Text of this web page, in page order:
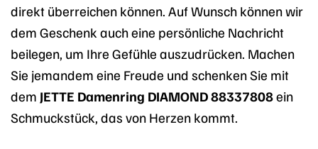
direkt überreichen können. Auf Wunsch können wir
dem Geschenk auch eine persönliche Nachricht
beilegen, um Ihre Gefühle auszudrücken. Machen
Sie jemandem eine Freude und schenken Sie mit
dem JETTE Damenring DIAMOND 88337808ein
Schmuckstück, das von Herzen kommt.